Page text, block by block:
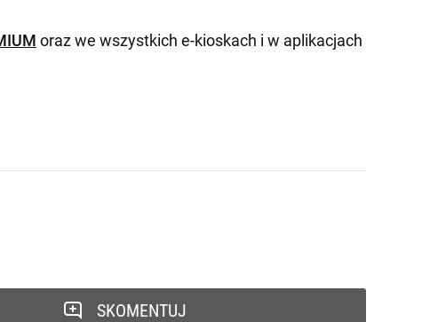
oraz we wszystkich e-kioskach i w aplikacjach
SKOMENTUJ